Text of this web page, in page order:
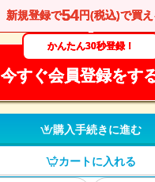
新規登録で54円(税込)で買え
かんたん30秒登録！
今すぐ会員登録をす
購入手続きに進む
カートに入れる